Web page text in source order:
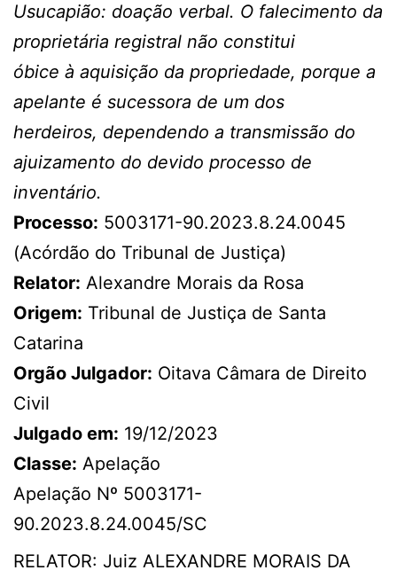
Usucapião: doação verbal. O falecimento da
proprietária registral não constitui
óbice à aquisição da propriedade, porque a
apelante é sucessora de um dos
herdeiros, dependendo a transmissão do
ajuizamento do devido processo de
inventário.
Processo: 5003171-90.2023.8.24.0045
(Acórdão do Tribunal de Justiça)
Relator: Alexandre Morais da Rosa
Origem: Tribunal de Justiça de Santa
Catarina
Orgão Julgador: Oitava Câmara de Direito
Civil
Julgado em: 19/12/2023
Classe: Apelação
Apelação Nº 5003171-
90.2023.8.24.0045/SC
RELATOR: Juiz ALEXANDRE MORAIS DA